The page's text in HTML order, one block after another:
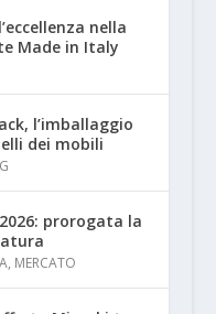
nella
Made in Italy
l’imballaggio
dei mobili
prorogata la
, MERCATO